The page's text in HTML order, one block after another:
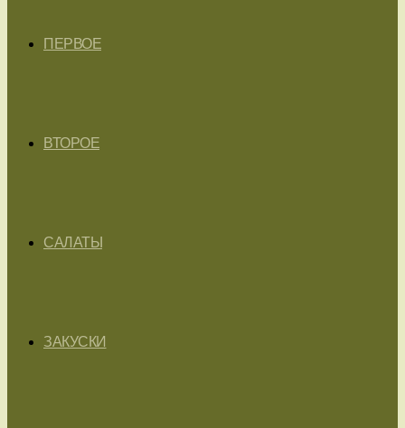
ПЕРВОЕ
ВТОРОЕ
САЛАТЫ
ЗАКУСКИ